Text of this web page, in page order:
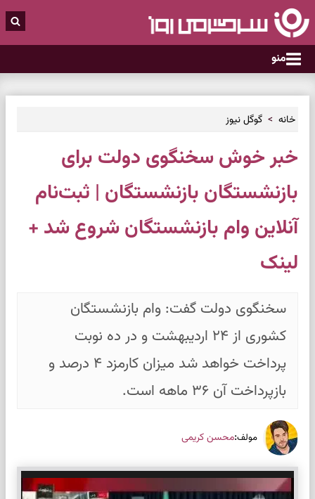
منو
خانه گوگل نیوز
خبر خوش سخنگوی دولت برای
بازنشستگان بازنشستگان | ثبت‌نام
آنلاین وام بازنشستگان شروع شد +
لینک
سخنگوی دولت گفت: وام بازنشستگان
کشوری از ۲۴ اردیبهشت و در ده نوبت
پرداخت خواهد شد میزان کارمزد ۴ درصد و
بازپرداخت آن ۳۶ ماهه است.
مولف:محسن کریمی